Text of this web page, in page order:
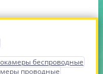
беспроводные
проводные